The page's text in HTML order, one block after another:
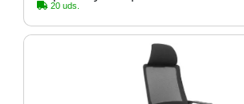
20 uds.